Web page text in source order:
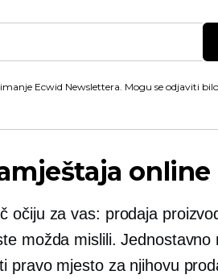
Ecwid Newslettera. Mogu se odjaviti
online
očiju za vas: prodaja
možda mislili.
pravo mjesto za njihovu